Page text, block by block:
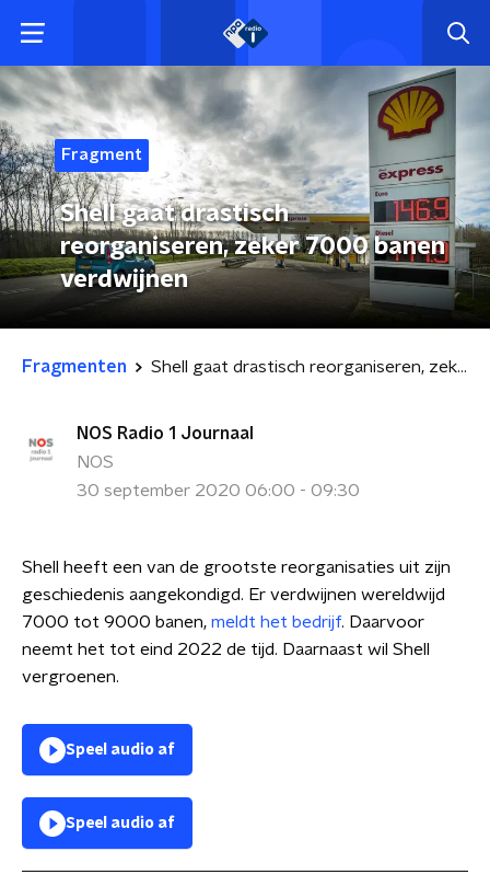
Fragment
Shell gaat drastisch
reorganiseren, zeker 7000 banen
verdwijnen
Fragmenten Shell gaat drastisch reorganiseren, zeker 7000 banen verdwijnen
NOS Radio 1 Journaal
NOS
30 september 2020 06:00 - 09:30
Shell heeft een van de grootste reorganisaties uit zijn
geschiedenis aangekondigd. Er verdwijnen wereldwijd
7000 tot 9000 banen, meldt het bedrijf. Daarvoor
neemt het tot eind 2022 de tijd. Daarnaast wil Shell
vergroenen.
Speel audio af
Speel audio af